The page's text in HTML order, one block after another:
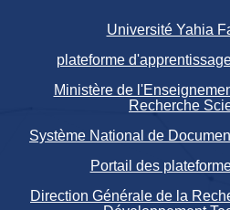
Université Yahia
plateforme
Ministère de
Recherche
Système National de
Portail des
Direction Générale de la